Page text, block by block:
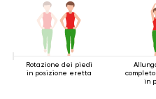
Rotazione dei piedi
in posizione eretta
in